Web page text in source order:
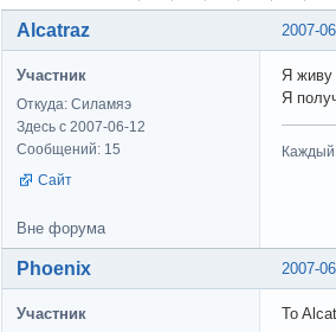
2007-
Alcatraz
Участник
Откуда: Силамяэ
Здесь с 2007-06-12
Сообщений: 15
Сайт
Я живу
Я
Каждый
Вне форума
2007-
Phoenix
Участник To